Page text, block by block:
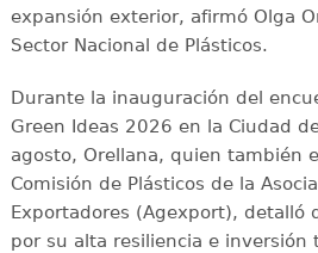
expansión exterior, afirmó Olga
Sector Nacional de Plásticos.
Durante la inauguración del
Green Ideas 2026 en la Ciudad
agosto, Orellana, quien también
Comisión de Plásticos de la
Exportadores (Agexport), detalló
por su alta resiliencia e inversión